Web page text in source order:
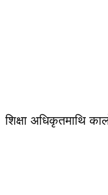
शिक्षा अधिकृतमाथि